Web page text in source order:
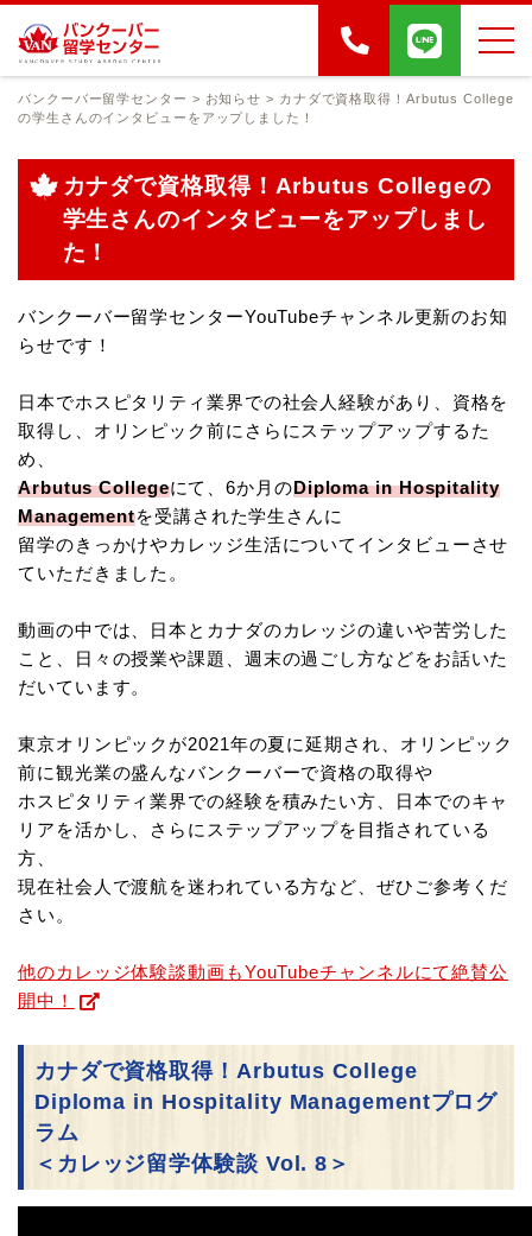
バンクーバー留学センター > お知らせ > カナダで資格取得！Arbutus College
の学生さんのインタビューをアップしました！
カナダで資格取得！Arbutus Collegeの
学生さんのインタビューをアップしまし
た！
バンクーバー留学センターYouTubeチャンネル更新のお知
らせです！
日本でホスピタリティ業界での社会人経験があり、資格を
取得し、オリンピック前にさらにステップアップするた
め、
Arbutus Collegeにて、6か月のDiploma in Hospitality
Managementを受講された学生さんに
留学のきっかけやカレッジ生活についてインタビューさせ
ていただきました。
動画の中では、日本とカナダのカレッジの違いや苦労した
こと、日々の授業や課題、週末の過ごし方などをお話いた
だいています。
東京オリンピックが2021年の夏に延期され、オリンピック
前に観光業の盛んなバンクーバーで資格の取得や
ホスピタリティ業界での経験を積みたい方、日本でのキャ
リアを活かし、さらにステップアップを目指されている
方、
現在社会人で渡航を迷われている方など、ぜひご参考くだ
さい。
他のカレッジ体験談動画もYouTubeチャンネルにて絶賛公
開中！
カナダで資格取得！Arbutus College
Diploma in Hospitality Managementプログ
ラム
＜カレッジ留学体験談 Vol. 8＞